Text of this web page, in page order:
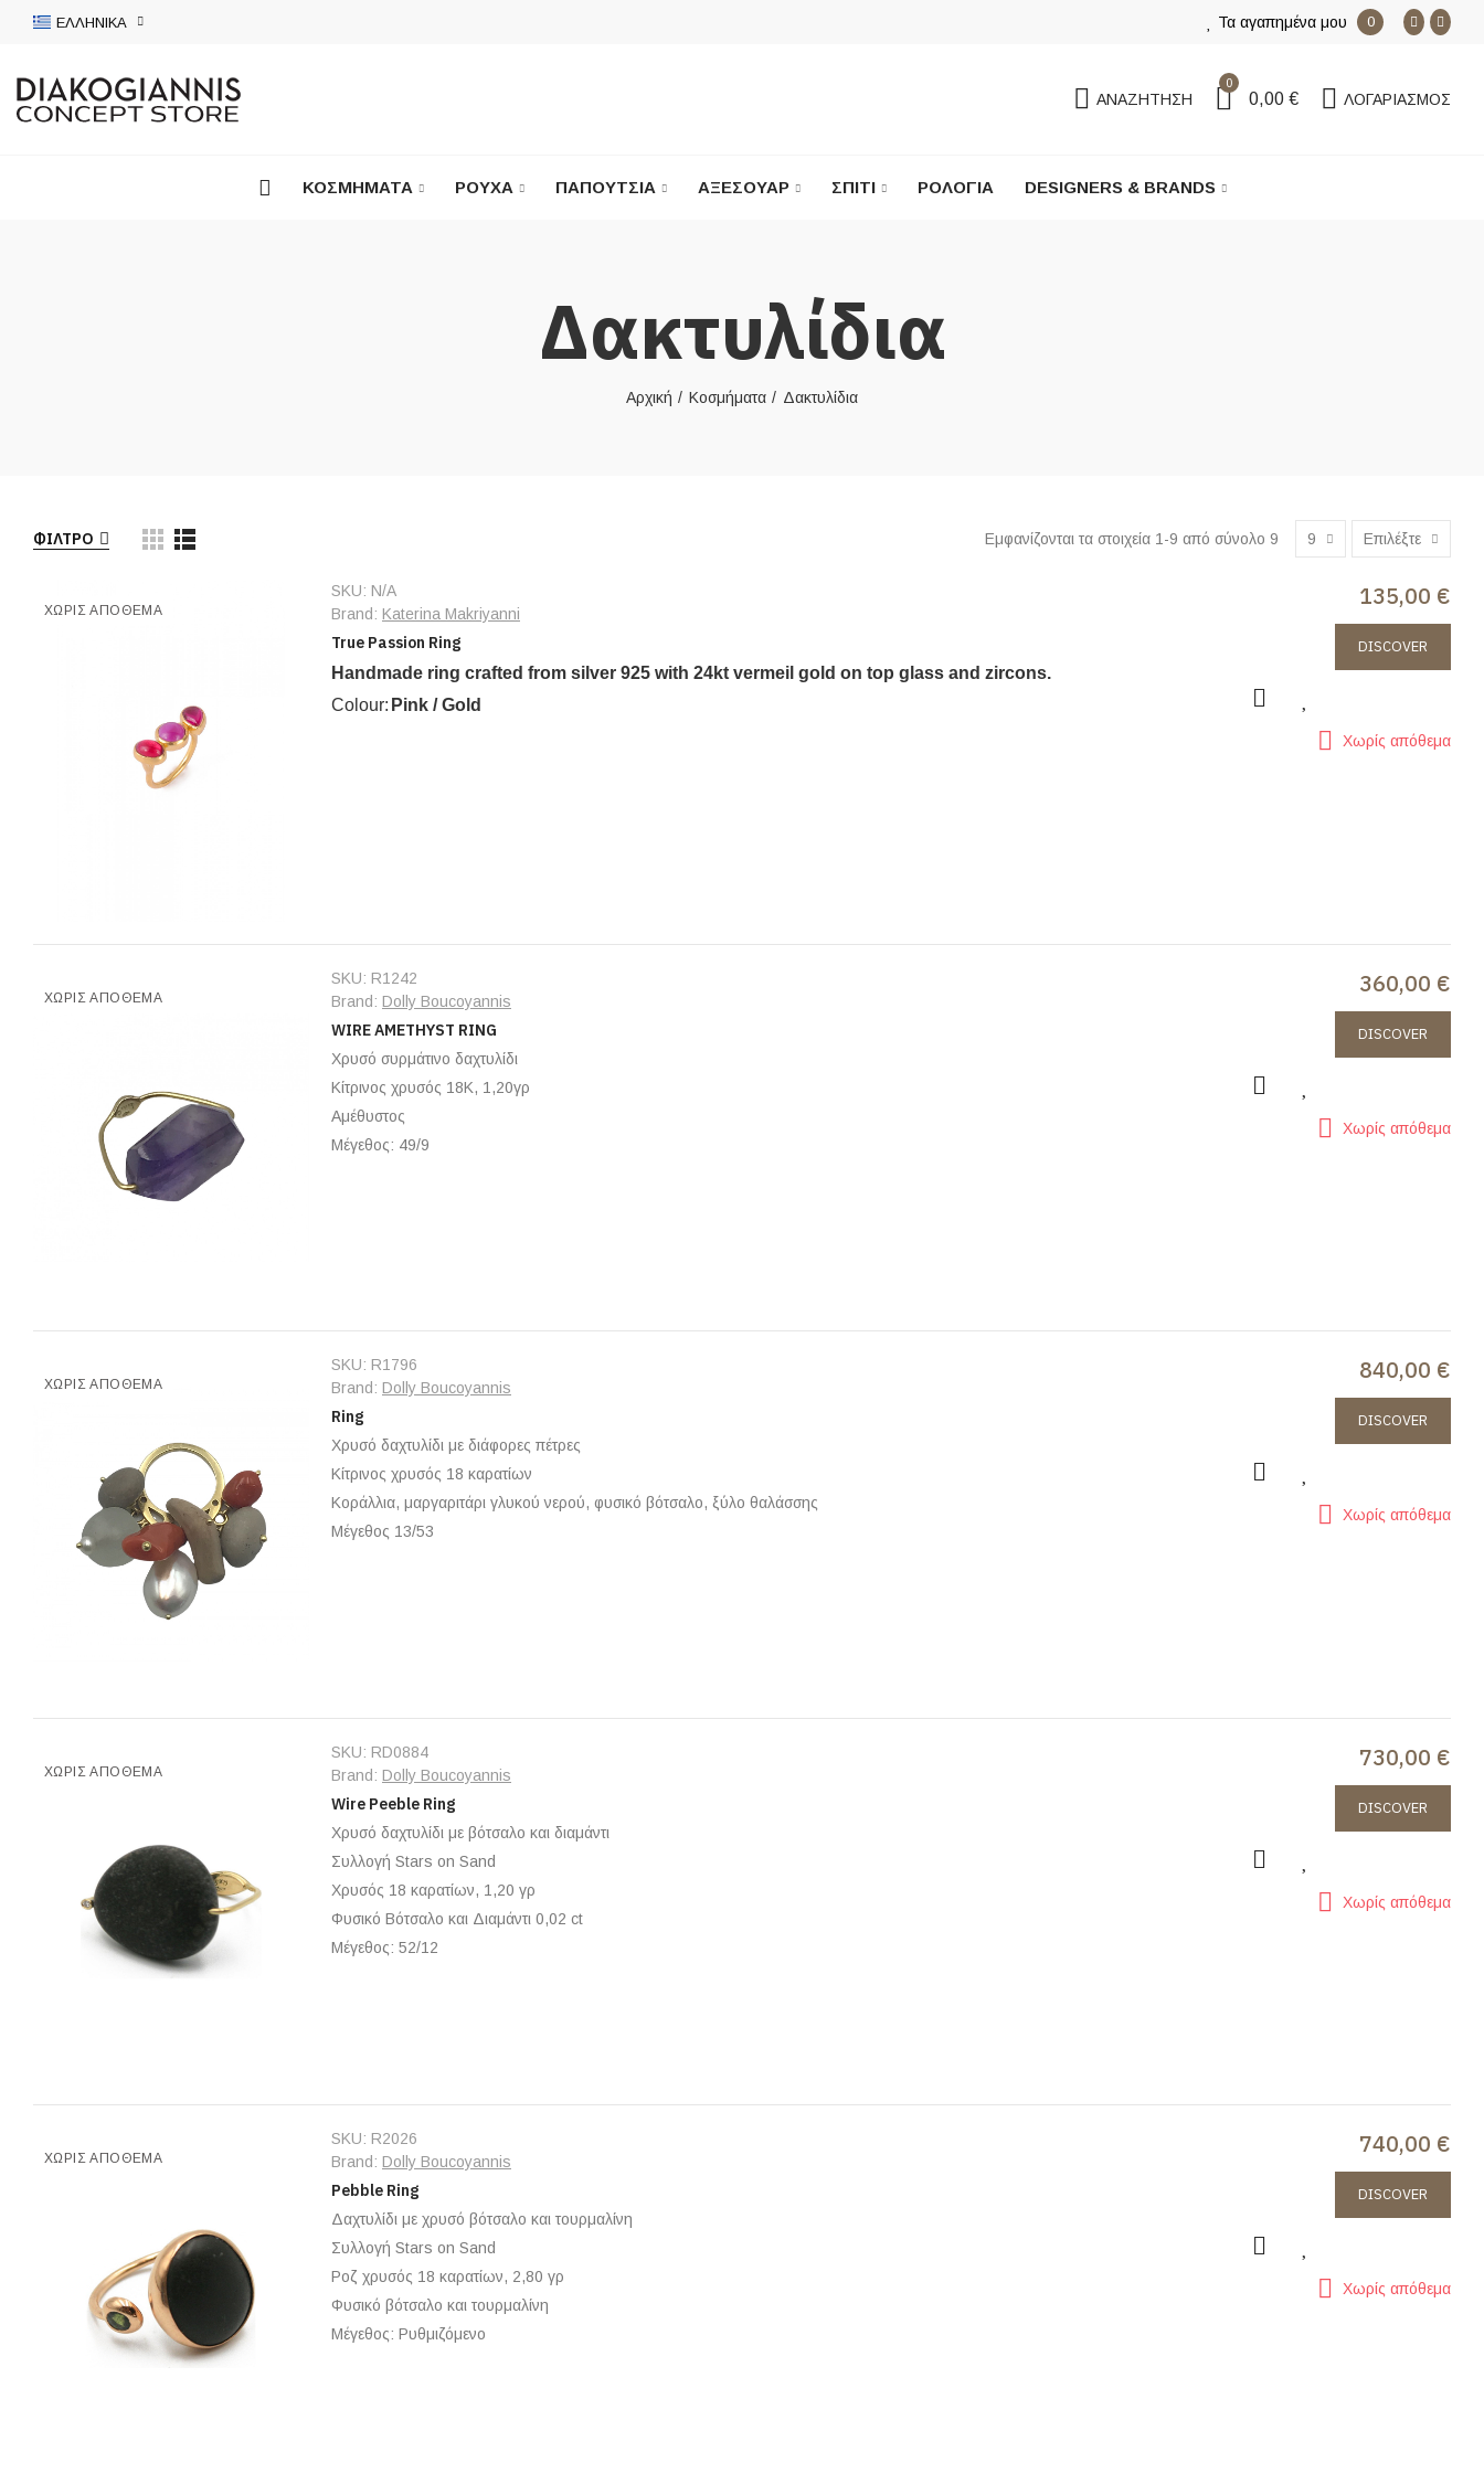
ΕΛΛΗΝΙΚΆ Τα αγαπημένα μου 0
ΑΝΑΖΉΤΗΣΗ
0
0,00 € ΛΟΓΑΡΙΑΣΜΟΣ
ΚΟΣΜΉΜΑΤΑ ΡΟΎΧΑ ΠΑΠΟΎΤΣΙΑ ΑΞΕΣΟΥΆΡ ΣΠΊΤΙ ΡΟΛΌΓΙΑ DESIGNERS & BRANDS
Δακτυλίδια
Αρχική Κοσμήματα Δακτυλίδια
ΦΊΛΤΡΟ Εμφανίζονται τα στοιχεία 1-9 από σύνολο 9 9 Επιλέξτε
ΧΩΡΊΣ ΑΠΌΘΕΜΑ
SKU: N/A
Brand: Katerina Makriyanni
True Passion Ring
Handmade ring crafted from silver 925 with 24kt vermeil gold on top glass and zircons.
Colour: Pink / Gold
135,00 €
DISCOVER
Χωρίς απόθεμα
ΧΩΡΊΣ ΑΠΌΘΕΜΑ
SKU: R1242
Brand: Dolly Boucoyannis
WIRE AMETHΥST RING
Χρυσό συρμάτινο δαχτυλίδι
Κίτρινος χρυσός 18Κ, 1,20γρ
Αμέθυστος
Μέγεθος: 49/9
360,00 €
DISCOVER
Χωρίς απόθεμα
ΧΩΡΊΣ ΑΠΌΘΕΜΑ
SKU: R1796
Brand: Dolly Boucoyannis
Ring
Χρυσό δαχτυλίδι με διάφορες πέτρες
Κίτρινος χρυσός 18 καρατίων
Κοράλλια, μαργαριτάρι γλυκού νερού, φυσικό βότσαλο, ξύλο θαλάσσης
Μέγεθος 13/53
840,00 €
DISCOVER
Χωρίς απόθεμα
ΧΩΡΊΣ ΑΠΌΘΕΜΑ
SKU: RD0884
Brand: Dolly Boucoyannis
Wire Peeble Ring
Χρυσό δαχτυλίδι με βότσαλο και διαμάντι
Συλλογή Stars on Sand
Χρυσός 18 καρατίων, 1,20 γρ
Φυσικό Βότσαλο και Διαμάντι 0,02 ct
Μέγεθος: 52/12
730,00 €
DISCOVER
Χωρίς απόθεμα
ΧΩΡΊΣ ΑΠΌΘΕΜΑ
SKU: R2026
Brand: Dolly Boucoyannis
Pebble Ring
Δαχτυλίδι με χρυσό βότσαλο και τουρμαλίνη
Συλλογή Stars on Sand
Ροζ χρυσός 18 καρατίων, 2,80 γρ
Φυσικό βότσαλο και τουρμαλίνη
Μέγεθος: Ρυθμιζόμενο
740,00 €
DISCOVER
Χωρίς απόθεμα